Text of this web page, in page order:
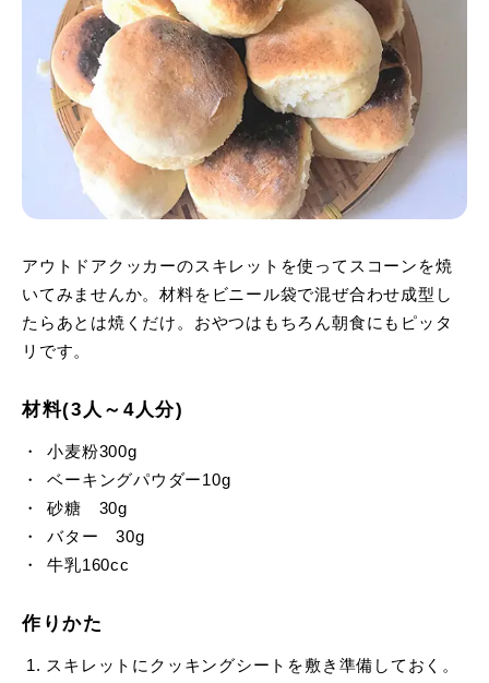
アウトドアクッカーのスキレットを使ってスコーンを焼
いてみませんか。材料をビニール袋で混ぜ合わせ成型し
たらあとは焼くだけ。おやつはもちろん朝食にもピッタ
リです。
材料(3人～4人分)
小麦粉300g
ベーキングパウダー10g
砂糖 30g
バター 30g
牛乳160cc
作りかた
スキレットにクッキングシートを敷き準備しておく。